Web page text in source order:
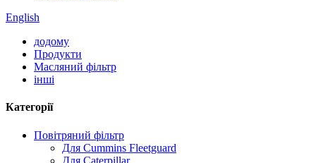
English
додому
Продукти
Масляний фільтр
інші
Категорії
Повітряний фільтр
Для Cummins Fleetguard
Для Caterpillar